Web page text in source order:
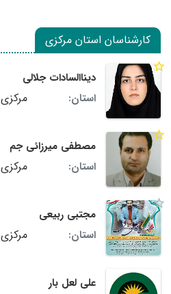
کارشناسان استان مرکزی
دیناالسادات جلالی
استان:
مرکزی
مصطفی میرزائی جم
استان:
مرکزی
مجتبی ربیعی
استان:
مرکزی
علی لعل بار